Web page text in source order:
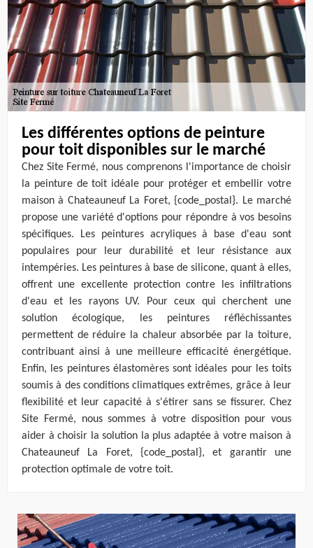
Les différentes options de peinture
pour toit disponibles sur le marché
Chez Site Fermé, nous comprenons l'importance de choisir
la peinture de toit idéale pour protéger et embellir votre
maison à Chateauneuf La Foret, {code_postal}. Le marché
propose une variété d'options pour répondre à vos besoins
spécifiques. Les peintures acryliques à base d'eau sont
populaires pour leur durabilité et leur résistance aux
intempéries. Les peintures à base de silicone, quant à elles,
offrent une excellente protection contre les infiltrations
d'eau et les rayons UV. Pour ceux qui cherchent une
solution écologique, les peintures réfléchissantes
permettent de réduire la chaleur absorbée par la toiture,
contribuant ainsi à une meilleure efficacité énergétique.
Enfin, les peintures élastomères sont idéales pour les toits
soumis à des conditions climatiques extrêmes, grâce à leur
flexibilité et leur capacité à s'étirer sans se fissurer. Chez
Site Fermé, nous sommes à votre disposition pour vous
aider à choisir la solution la plus adaptée à votre maison à
Chateauneuf La Foret, {code_postal}, et garantir une
protection optimale de votre toit.